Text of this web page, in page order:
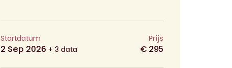
Startdatum
2 Sep 2026 + 3 data
Prijs
€ 295